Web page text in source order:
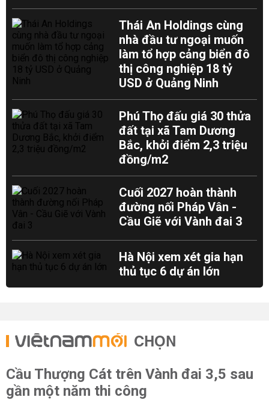
Thái An Holdings cùng
nhà đầu tư ngoại muốn
làm tổ hợp cảng biển đô
thị công nghiệp 18 tỷ
USD ở Quảng Ninh
Phú Thọ đấu giá 30 thửa
đất tại xã Tam Dương
Bắc, khởi điểm 2,3 triệu
đồng/m2
Cuối 2027 hoàn thành
đường nối Pháp Vân -
Cầu Giẽ với Vành đai 3
Hà Nội xem xét gia hạn
thủ tục 6 dự án lớn
CHỌN
Cầu Thượng Cát trên Vành đai 3,5 sau
gần một năm thi công